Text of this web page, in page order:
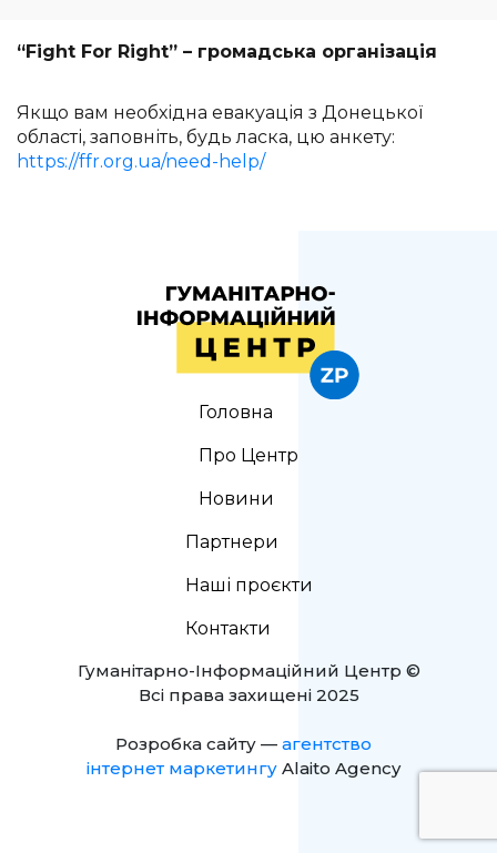
“Fight For Right” – громадська організація
Якщо вам необхідна евакуація з Донецької
області, заповніть, будь ласка, цю анкету:
https://ffr.org.ua/need-help/
Головна
Про Центр
Новини
Партнери
Наші проєкти
Контакти
Гуманітарно-Інформаційний Центр ©
Всі права захищені 2025
Розробка сайту — агентство
інтернет маркетингу Alaito Agency